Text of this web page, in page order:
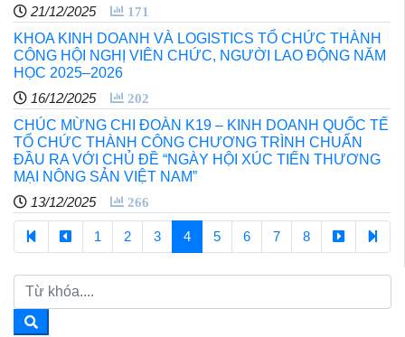
21/12/2025
171
KHOA KINH DOANH VÀ LOGISTICS TỔ CHỨC THÀNH
CÔNG HỘI NGHỊ VIÊN CHỨC, NGƯỜI LAO ĐỘNG NĂM
HỌC 2025–2026
16/12/2025
202
CHÚC MỪNG CHI ĐOÀN K19 – KINH DOANH QUỐC TẾ
TỔ CHỨC THÀNH CÔNG CHƯƠNG TRÌNH CHUẨN
ĐẦU RA VỚI CHỦ ĐỀ “NGÀY HỘI XÚC TIẾN THƯƠNG
MẠI NÔNG SẢN VIỆT NAM”
13/12/2025
266
1 2 3 4 5 6 7 8